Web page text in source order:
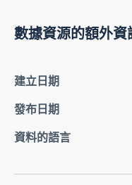
數據資源的額外資
建立日期
發布日期
資料的語言